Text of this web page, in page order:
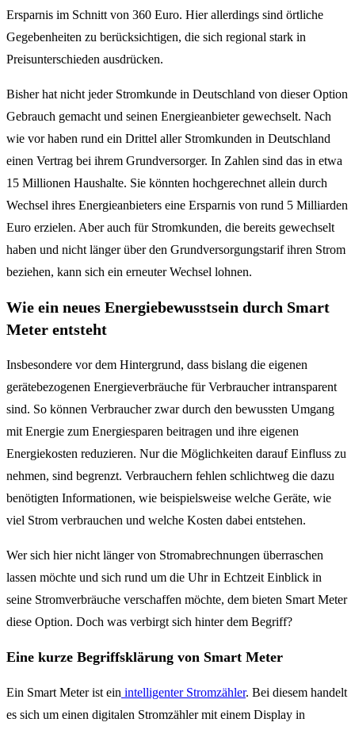
Ersparnis im Schnitt von 360 Euro. Hier allerdings sind örtliche
Gegebenheiten zu berücksichtigen, die sich regional stark in
Preisunterschieden ausdrücken.
Bisher hat nicht jeder Stromkunde in Deutschland von dieser Option
Gebrauch gemacht und seinen Energieanbieter gewechselt. Nach
wie vor haben rund ein Drittel aller Stromkunden in Deutschland
einen Vertrag bei ihrem Grundversorger. In Zahlen sind das in etwa
15 Millionen Haushalte. Sie könnten hochgerechnet allein durch
Wechsel ihres Energieanbieters eine Ersparnis von rund 5 Milliarden
Euro erzielen. Aber auch für Stromkunden, die bereits gewechselt
haben und nicht länger über den Grundversorgungstarif ihren Strom
beziehen, kann sich ein erneuter Wechsel lohnen.
Wie ein neues Energiebewusstsein durch Smart
Meter entsteht
Insbesondere vor dem Hintergrund, dass bislang die eigenen
gerätebezogenen Energieverbräuche für Verbraucher intransparent
sind. So können Verbraucher zwar durch den bewussten Umgang
mit Energie zum Energiesparen beitragen und ihre eigenen
Energiekosten reduzieren. Nur die Möglichkeiten darauf Einfluss zu
nehmen, sind begrenzt. Verbrauchern fehlen schlichtweg die dazu
benötigten Informationen, wie beispielsweise welche Geräte, wie
viel Strom verbrauchen und welche Kosten dabei entstehen.
Wer sich hier nicht länger von Stromabrechnungen überraschen
lassen möchte und sich rund um die Uhr in Echtzeit Einblick in
seine Stromverbräuche verschaffen möchte, dem bieten Smart Meter
diese Option. Doch was verbirgt sich hinter dem Begriff?
Eine kurze Begriffsklärung von Smart Meter
Ein Smart Meter ist ein intelligenter Stromzähler. Bei diesem handelt
es sich um einen digitalen Stromzähler mit einem Display in